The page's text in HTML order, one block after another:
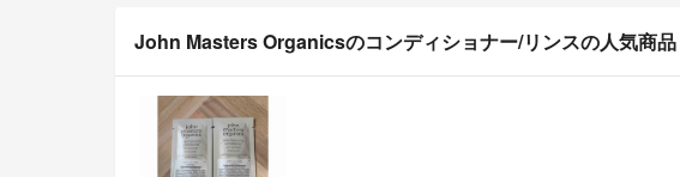
John Masters Organicsのコンディショナー/リンスの人気商品